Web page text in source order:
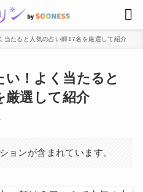
当たると人気の占い師17名を厳選して紹介
！よく当たると
厳選して紹介
ョンが含まれています。